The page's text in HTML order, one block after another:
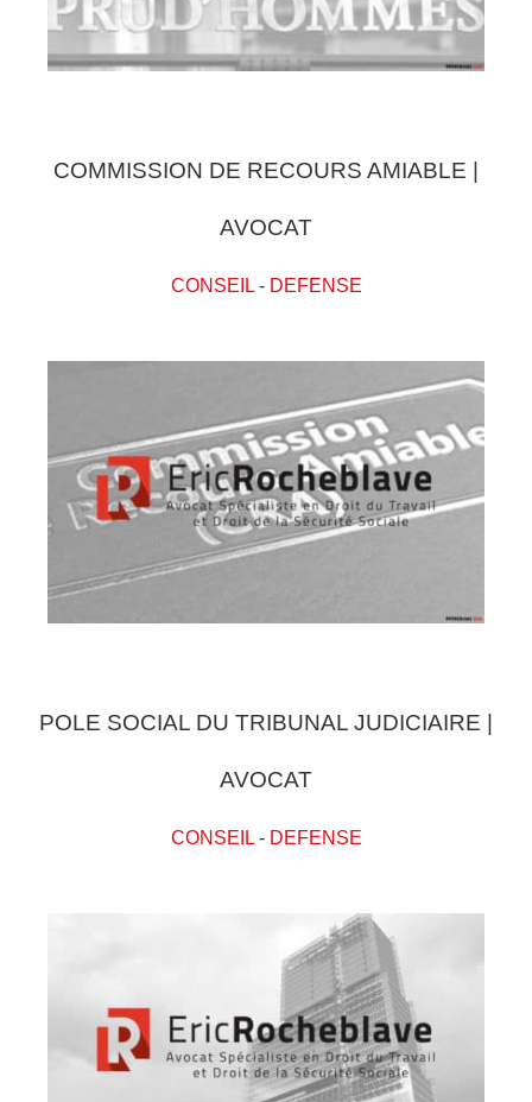
COMMISSION DE RECOURS AMIABLE |
AVOCAT
CONSEIL- DEFENSE
POLE SOCIAL DU TRIBUNAL JUDICIAIRE |
AVOCAT
CONSEIL- DEFENSE